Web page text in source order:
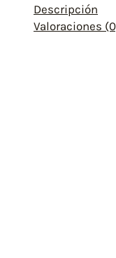
Descripción
Valoraciones